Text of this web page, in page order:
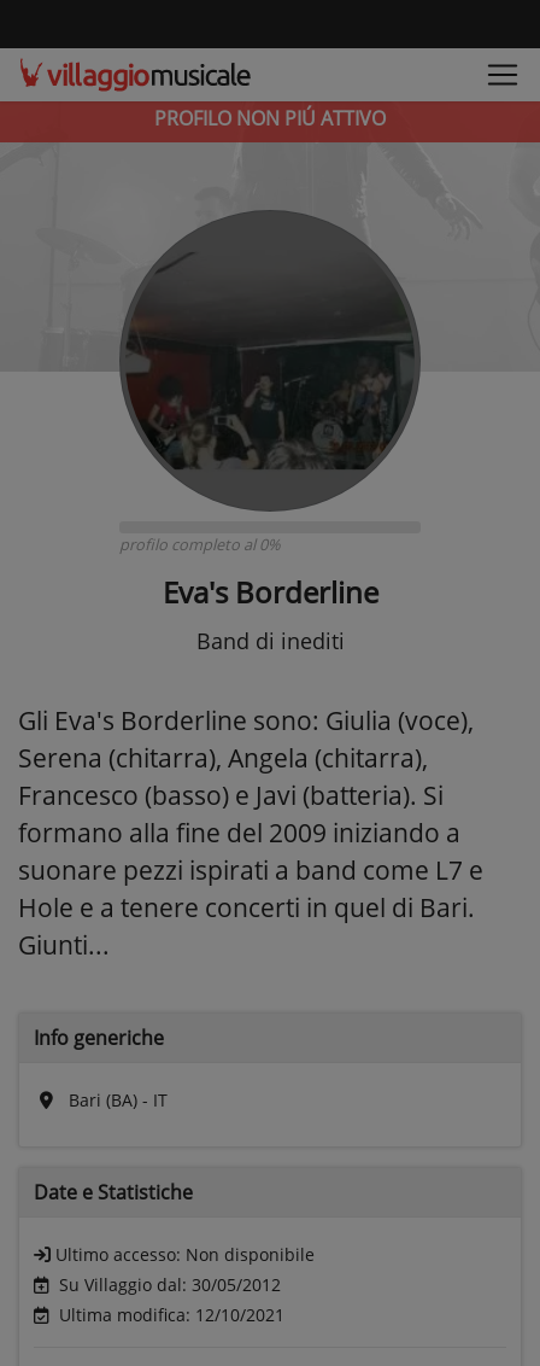
PROFILO NON PIÚ ATTIVO
profilo completo al 0%
Eva's Borderline
Band di inediti
Gli Eva's Borderline sono: Giulia (voce),
Serena (chitarra), Angela (chitarra),
Francesco (basso) e Javi (batteria). Si
formano alla fine del 2009 iniziando a
suonare pezzi ispirati a band come L7 e
Hole e a tenere concerti in quel di Bari.
Giunti...
Info generiche
Bari (BA) - IT
Date e Statistiche
Ultimo accesso: Non disponibile
Su Villaggio dal: 30/05/2012
Ultima modifica: 12/10/2021